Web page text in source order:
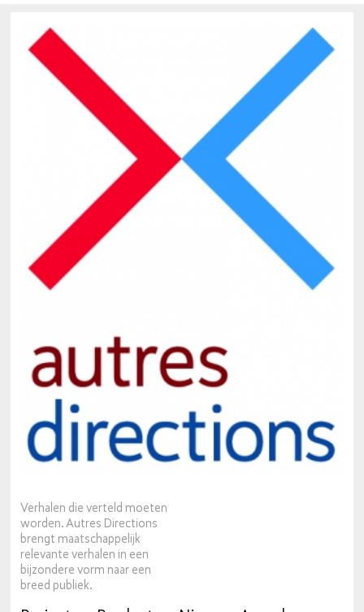
Verhalen die verteld moeten
worden. Autres Directions
brengt maatschappelijk
relevante verhalen in een
bijzondere vorm naar een
breed publiek.